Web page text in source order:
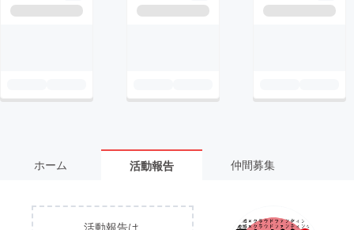
ホーム 活動報告 仲間募集